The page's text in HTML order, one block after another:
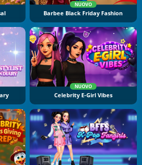
NUOVO
Barbee Black Friday Fashion
NUOVO
Celebrity E-Girl Vibes